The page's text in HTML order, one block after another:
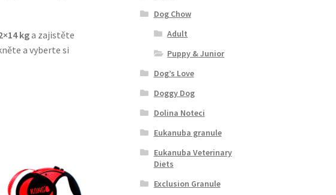
kga zajistěte
a vyberte si
Dog Chow
Adult
Puppy & Junior
Dog’s Love
Doggy Dog
Dolina Noteci
Eukanuba granule
Eukanuba Veterinary
Diets
Exclusion Granule